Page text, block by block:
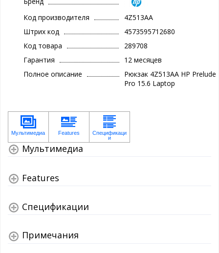
Код производителя
4Z513AA
Штрих код
4573595712680
Код товара
289708
Гарантия
12 месяцев
Полное описание
Рюкзак 4Z513AA HP Prelude
Pro 15.6 Laptop
Мультимедиа
Features
Спецификации
Примечания